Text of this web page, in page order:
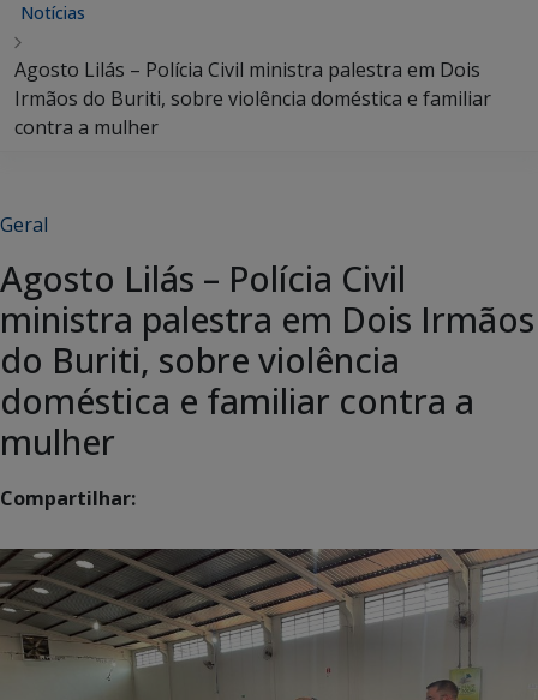
Notícias
Agosto Lilás – Polícia Civil ministra palestra em Dois
Irmãos do Buriti, sobre violência doméstica e familiar
contra a mulher
Geral
Agosto Lilás – Polícia Civil
ministra palestra em Dois Irmãos
do Buriti, sobre violência
doméstica e familiar contra a
mulher
Compartilhar: